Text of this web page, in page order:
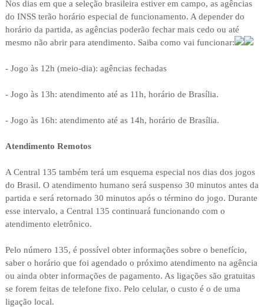
Nos dias em que a seleção brasileira estiver em campo, as agências
do INSS terão horário especial de funcionamento. A depender do
horário da partida, as agências poderão fechar mais cedo ou até
mesmo não abrir para atendimento. Saiba como vai funcionar:
- Jogo às 12h (meio-dia): agências fechadas
- Jogo às 13h: atendimento até as 11h, horário de Brasília.
- Jogo às 16h: atendimento até as 14h, horário de Brasília.
Atendimento Remotos
A Central 135 também terá um esquema especial nos dias dos jogos
do Brasil. O atendimento humano será suspenso 30 minutos antes da
partida e será retornado 30 minutos após o término do jogo. Durante
esse intervalo, a Central 135 continuará funcionando com o
atendimento eletrônico.
Pelo número 135, é possível obter informações sobre o benefício,
saber o horário que foi agendado o próximo atendimento na agência
ou ainda obter informações de pagamento. As ligações são gratuitas
se forem feitas de telefone fixo. Pelo celular, o custo é o de uma
ligação local.